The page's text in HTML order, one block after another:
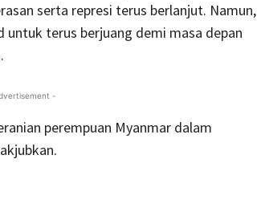
serta represi terus berlanjut. Namun,
terus berjuang demi masa depan
-
perempuan Myanmar dalam